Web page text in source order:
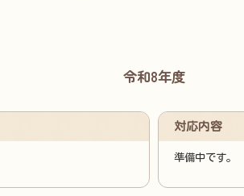
令和8年度
対応内容
準備中です。